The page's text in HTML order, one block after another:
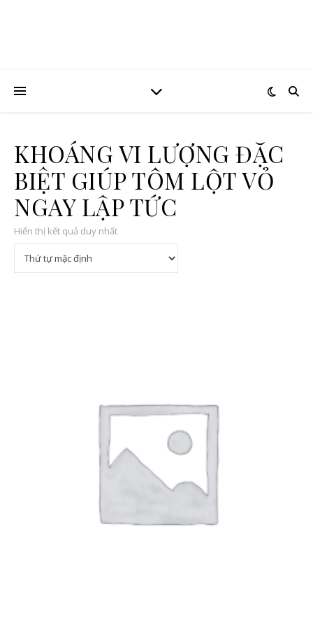
KHOÁNG VI LƯỢNG ĐẶC
BIỆT GIÚP TÔM LỘT VỎ
NGAY LẬP TỨC
Hiển thị kết quả duy nhất